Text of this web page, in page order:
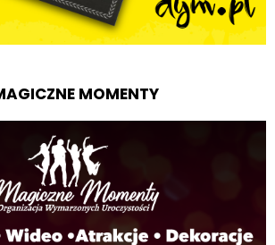
MOMENTY